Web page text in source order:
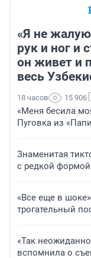
«Я не
рук и ног и
он живет и
весь
18 часов 15 906
«Меня бесила
Пуговка из
Знаменитая
с редкой формой
«Все еще в
трогательный
«Так
вспомнила о